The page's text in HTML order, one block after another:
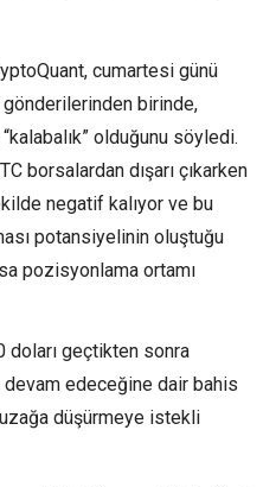
cumartesi günü
gönderilerinden birinde,
olduğunu söyledi.
borsalardan dışarı çıkarken
negatif kalıyor ve bu
potansiyelinin oluştuğu
pozisyonlama ortamı
doları geçtikten sonra
edeceğine dair bahis
düşürmeye istekli